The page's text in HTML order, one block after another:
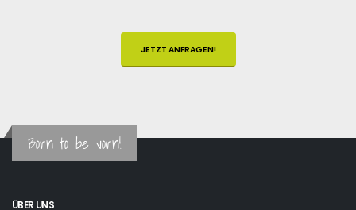
JETZT ANFRAGEN!
Born to be vorn!
ÜBER UNS